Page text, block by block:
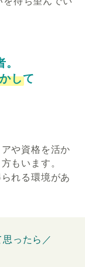
して
や資格を活か
もいます。
れる環境があ
ったら／